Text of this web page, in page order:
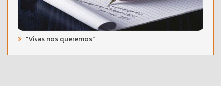
"Vivas nos queremos"